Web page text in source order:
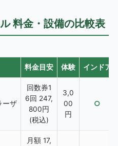
料金・設備の比較表
料金目安 体験 インドア
ーザ
回数券1
6回 247,
800円
(税込)
3,0
00
円
○
月額 17,